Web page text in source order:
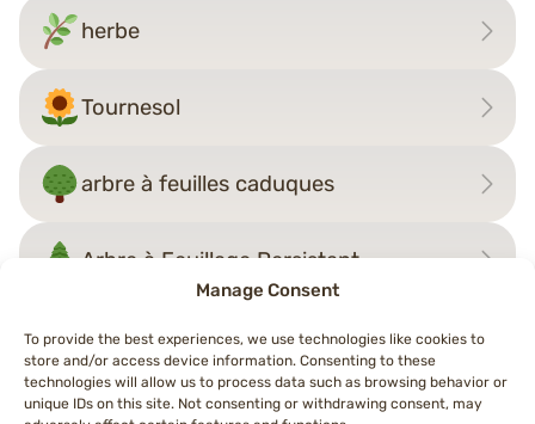
Manage Consent
To provide the best experiences, we use technologies like cookies to
store and/or access device information. Consenting to these
technologies will allow us to process data such as browsing behavior or
unique IDs on this site. Not consenting or withdrawing consent, may
herbe
Tournesol
arbre à feuilles caduques
Arbre à Feuillage Persistant
Navigation
←châtaigneArbre à Feuillage Persistant→